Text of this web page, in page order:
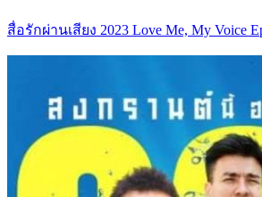
สื่อรักผ่านเสียง 2023 Love Me, My Voice